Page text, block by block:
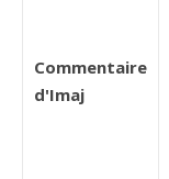
Commentaire
d'Imaj